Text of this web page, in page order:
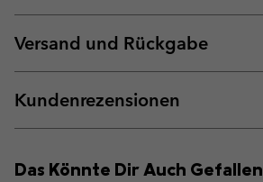
Versand und Rückgabe
Kundenrezensionen
Das Könnte Dir Auch Gefallen